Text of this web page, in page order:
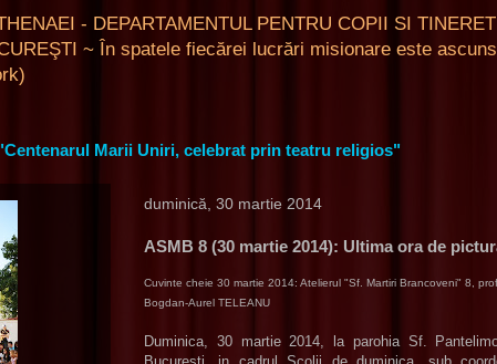
- DEPARTAMENTUL PENTRU COPII SI
~ În spatele fiecărei lucrări misionare este
Marii Uniri, celebrat prin teatru religios"
duminică, 30 martie 2014
ASMB 8 (30 martie 2014): Ultima ora de
Cuvinte cheie 30 martie 2014: Atelierul "Sf. Martiri Brancoveni" 8,
Bogdan-Aurel TELEANU
Duminica, 30 martie 2014, la parohia Sf.